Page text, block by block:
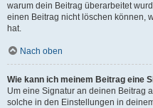
warum dein Beitrag überarbeitet
einen Beitrag nicht löschen können,
hat.
Nach oben
Wie kann ich meinem Beitrag eine
Um eine Signatur an deinen Beitrag
solche in den Einstellungen in